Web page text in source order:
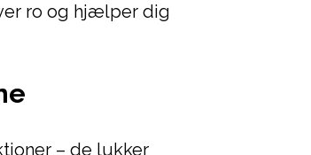
ro og hjælper dig
– de lukker